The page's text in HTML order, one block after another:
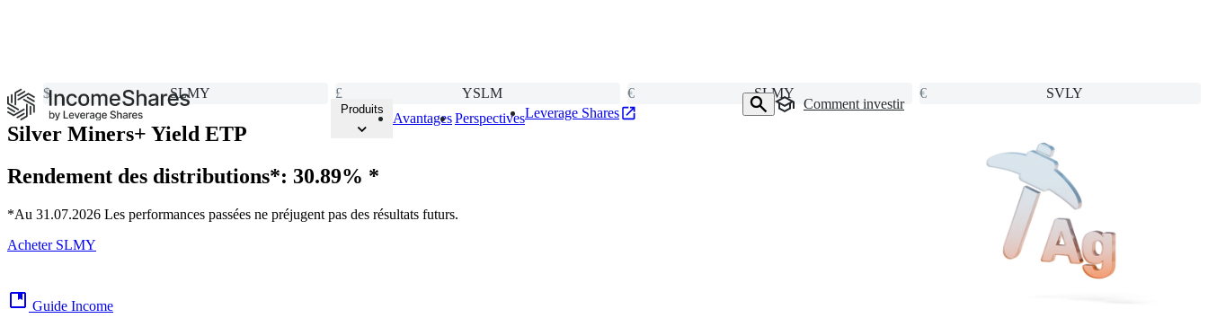
Produits
AvantagesPerspectivesLeverage Shares
Comment investir
$ SLMY £ YSLM € SLMY € SVLY
Silver Miners+ Yield ETP
Rendement des distributions*: 30.89% *
*Au 31.07.2026 Les performances passées ne préjugent pas des résultats futurs.
Acheter SLMY
Guide Income